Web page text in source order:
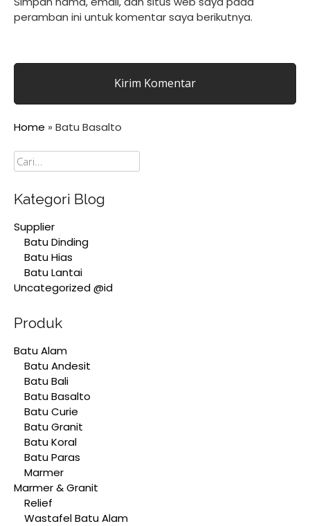
peramban ini untuk komentar saya berikutnya.
Home » Batu Basalto
Cari
Kategori Blog
Supplier
Batu Dinding
Batu Hias
Batu Lantai
Uncategorized @id
Produk
Batu Alam
Batu Andesit
Batu Bali
Batu Basalto
Batu Curie
Batu Granit
Batu Koral
Batu Paras
Marmer
Marmer & Granit
Relief
Wastafel Batu Alam